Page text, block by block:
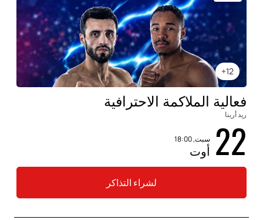
12+
فعالية الملاكمة الاحترافية
ريد أرينا
22 سبت, 18:00
أوت
لشراء التذاكر